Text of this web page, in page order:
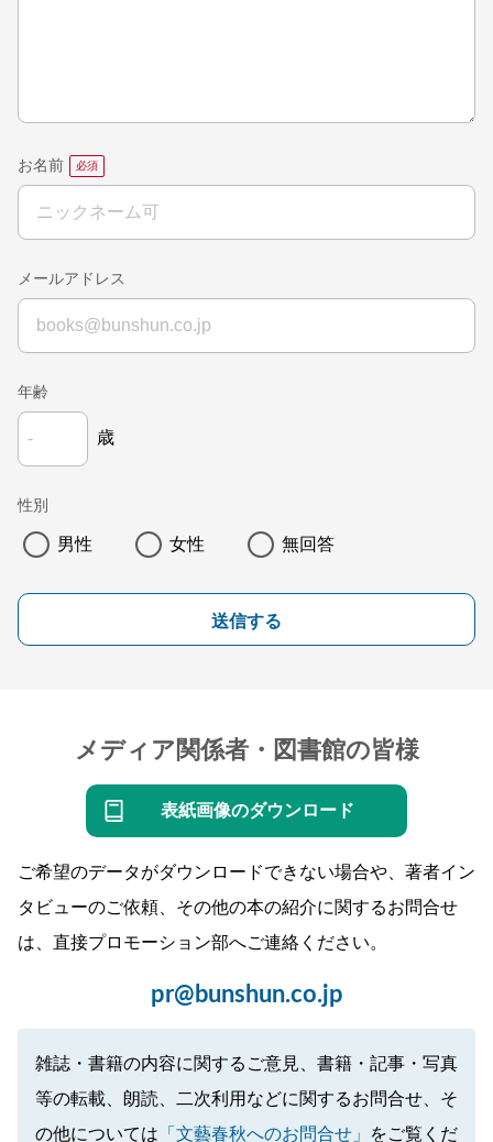
お名前
メールアドレス
年齢
歳
性別
男性 女性 無回答
送信する
メディア関係者・図書館の皆様
表紙画像のダウンロード
ご希望のデータがダウンロードできない場合や、著者イン
タビューのご依頼、その他の本の紹介に関するお問合せ
は、直接プロモーション部へご連絡ください。
pr@bunshun.co.jp
雑誌・書籍の内容に関するご意見、書籍・記事・写真
等の転載、朗読、二次利用などに関するお問合せ、そ
の他については 「文藝春秋へのお問合せ」 をご覧くだ